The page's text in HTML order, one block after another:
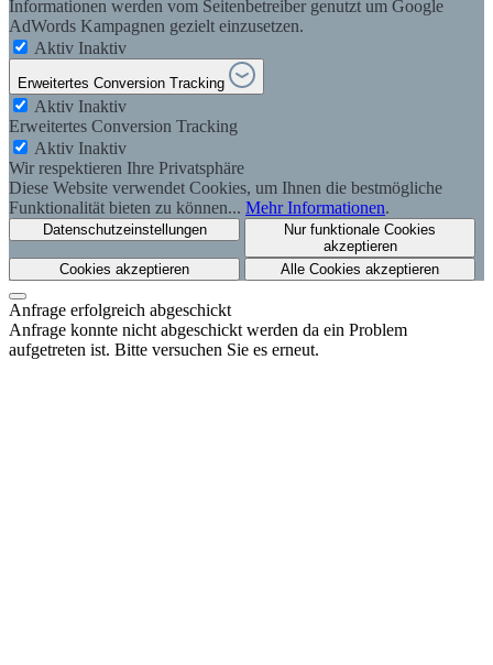
Informationen werden vom Seitenbetreiber genutzt um Google
AdWords Kampagnen gezielt einzusetzen.
Aktiv Inaktiv
Erweitertes Conversion Tracking
Aktiv Inaktiv
Erweitertes Conversion Tracking
Aktiv Inaktiv
Wir respektieren Ihre Privatsphäre
Diese Website verwendet Cookies, um Ihnen die bestmögliche
Funktionalität bieten zu können... Mehr Informationen.
Datenschutzeinstellungen
Nur funktionale Cookies
akzeptieren
Cookies akzeptieren
Alle Cookies akzeptieren
Anfrage erfolgreich abgeschickt
Anfrage konnte nicht abgeschickt werden da ein Problem
aufgetreten ist. Bitte versuchen Sie es erneut.